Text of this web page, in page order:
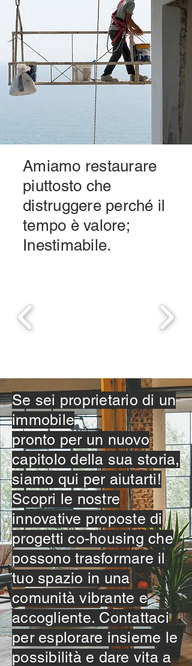
Amiamo restaurare
piuttosto che
distruggere perché il
tempo è valore;
Inestimabile.
Se sei proprietario di un
immobile
pronto per un nuovo
capitolo della sua storia,
siamo qui per aiutarti!
Scopri le nostre
innovative proposte di
progetti co-housing che
possono trasformare il
tuo spazio in una
comunità vibrante e
accogliente. Contattaci
per esplorare insieme le
possibilità e dare vita a